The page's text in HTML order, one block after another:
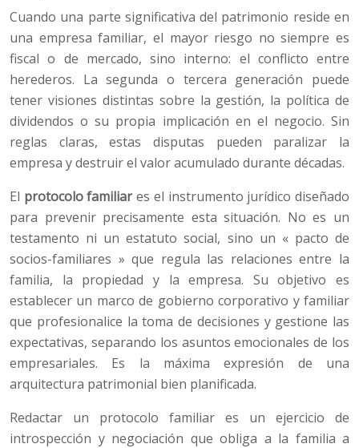
Cuando una parte significativa del patrimonio reside en
una empresa familiar, el mayor riesgo no siempre es
fiscal o de mercado, sino interno: el conflicto entre
herederos. La segunda o tercera generación puede
tener visiones distintas sobre la gestión, la política de
dividendos o su propia implicación en el negocio. Sin
reglas claras, estas disputas pueden paralizar la
empresa y destruir el valor acumulado durante décadas.
El protocolo familiares el instrumento jurídico diseñado
para prevenir precisamente esta situación. No es un
testamento ni un estatuto social, sino un « pacto de
socios-familiares » que regula las relaciones entre la
familia, la propiedad y la empresa. Su objetivo es
establecer un marco de gobierno corporativo y familiar
que profesionalice la toma de decisiones y gestione las
expectativas, separando los asuntos emocionales de los
empresariales. Es la máxima expresión de una
arquitectura patrimonial bien planificada.
Redactar un protocolo familiar es un ejercicio de
introspección y negociación que obliga a la familia a